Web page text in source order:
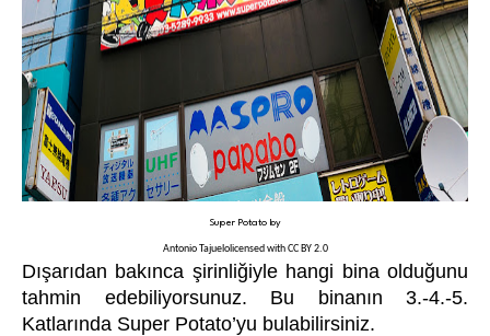
Super Potatoby
Antonio Tajuelolicensed withCC BY 2.0
Dışarıdan bakınca şirinliğiyle hangi bina olduğunu
tahmin edebiliyorsunuz. Bu binanın 3.-4.-5.
Katlarında Super Potato’yu bulabilirsiniz.